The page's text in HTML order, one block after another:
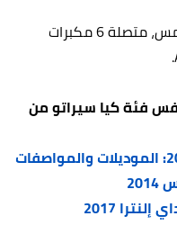
شاشة وسائط متعددة تعمل بالمس، متصلة 6 مكبرات
فئة كيا سيراتو من
2017